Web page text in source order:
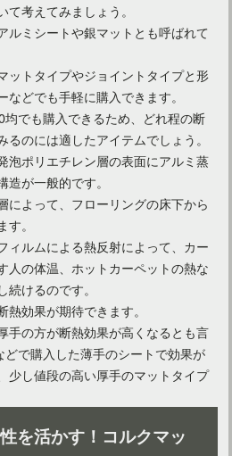
だけでは不十分？様々な退治方法
するお国柄！上手な掃除方法は？
を敷こう！夏場は素材や色に注目
機選び！家庭用おすすめ機種は？
ック！基本知識も学んでおこう！
考えてみましょう。
ルミシートや銀マットとも呼ばれて
ットタイプやジョイントタイプと形
どでも手軽に購入できます。
でも購入できるため、どれ程の断
のには適したアイテムでしょう。
泡ポリエチレン層の表面にアルミ蒸
が一般的です。
によって、フローリングの床下から
。
ィルムによる熱反射によって、カー
人の体温、ホットカーペットの熱な
けるのです。
効果が期待できます。
手の方が断熱効果が高くなるとも言
で購入した薄手のシートで効果が
少し値段の高い厚手のマットタイプ
を活かす！コルクマッ